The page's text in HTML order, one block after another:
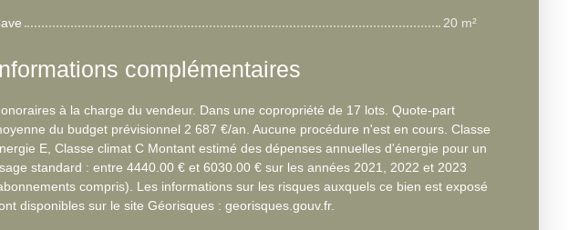
20 m²
complémentaires
à la charge du vendeur. Dans une copropriété de 17 lots. Quote-part
du budget prévisionnel 2 687 €/an. Aucune procédure n'est en cours. Classe
E, Classe climat C Montant estimé des dépenses annuelles d'énergie pour un
standard : entre 4440.00 € et 6030.00 € sur les années 2021, 2022 et 2023
compris). Les informations sur les risques auxquels ce bien est exposé
disponibles sur le site Géorisques : georisques.gouv.fr.